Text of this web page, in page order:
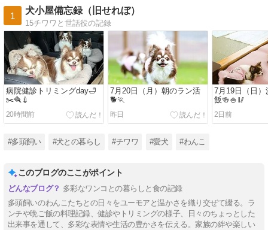
1
犬小屋備忘録（旧せれぼ）
15チワワと世話役の記録
病院健診トリミングday🛁
✂️🪮💉
20時間前
7月20日（月）朝のラン活
🐕🏃
昨日
7月19日（日
飯🍻🍚🥢
2日前
#多頭飼い #犬との暮らし #チワワ #愛犬 #わんこ
このブログのここがポイント
多彩なワンコとの暮らしと食の記録
多頭飼いのわんこたちとの日々をユーモアと温かさを織り交ぜて綴る。ラ
ンチや晩ご飯の料理記録、健診やトリミングの様子、日々のちょっとした
出来事を通して、多彩な表情や生活の豊かさを伝える。家族の絆や楽しい